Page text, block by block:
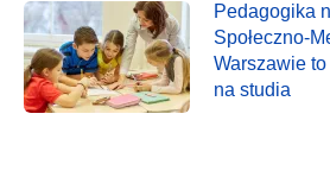
Pedagogika
Społeczno-
Warszawie
na studia